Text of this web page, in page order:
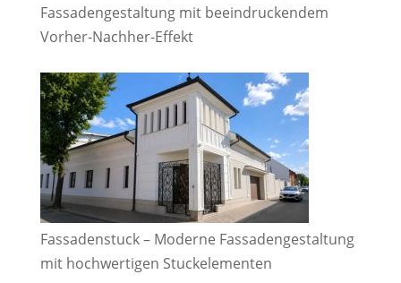
Fassadengestaltung mit beeindruckendem
Vorher-Nachher-Effekt
Fassadenstuck – Moderne Fassadengestaltung
mit hochwertigen Stuckelementen